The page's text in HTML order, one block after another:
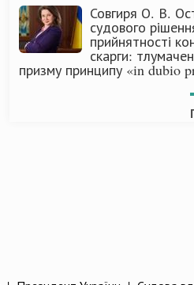
Совгиря О. В.
судового
прийнятності
скарги:
призму принципу «in dubio